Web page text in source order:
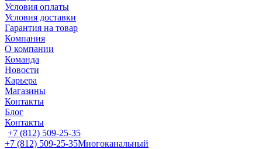
Условия оплаты
Условия доставки
Гарантия на товар
Компания
О компании
Команда
Новости
Карьера
Магазины
Контакты
Блог
Контакты
+7 (812) 509-25-35
+7 (812) 509-25-35Многоканальный